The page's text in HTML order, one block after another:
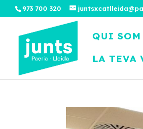
973 700 320
QUI SOM
LA TEVA